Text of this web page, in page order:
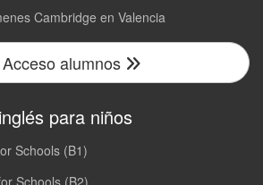
Cambridge en Valencia
Acceso alumnos
para niños
Schools (B1)